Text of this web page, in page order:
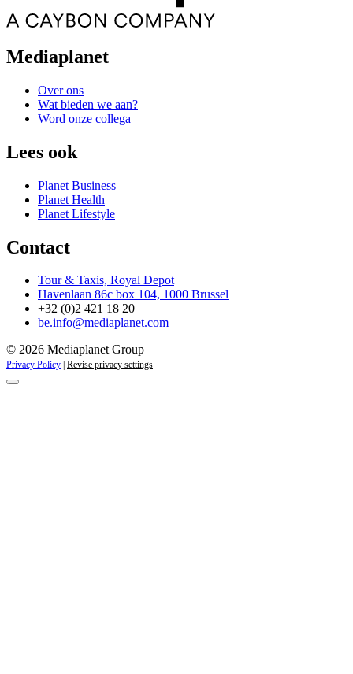
Mediaplanet
Over ons
Wat bieden we aan?
Word onze collega
Lees ook
Planet Business
Planet Health
Planet Lifestyle
Contact
Tour & Taxis, Royal Depot
Havenlaan 86c box 104, 1000 Brussel
+32 (0)2 421 18 20
be.info@mediaplanet.com
© 2026 Mediaplanet Group
Privacy Policy Revise privacy settings